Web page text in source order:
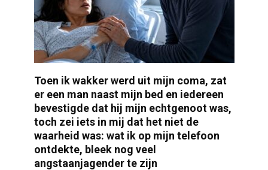
Toen ik wakker werd uit mijn coma, zat
er een man naast mijn bed en iedereen
bevestigde dat hij mijn echtgenoot was,
toch zei iets in mij dat het niet de
waarheid was: wat ik op mijn telefoon
ontdekte, bleek nog veel
angstaanjagender te zijn